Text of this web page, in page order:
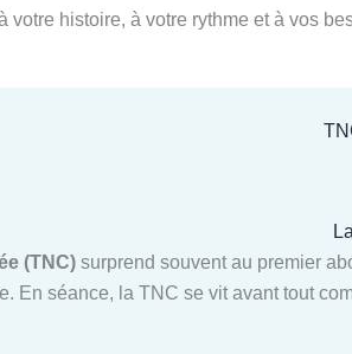
votre histoire, à votre rythme et à vos
(TNC) surprend souvent au premier
En séance, la TNC se vit avant tout